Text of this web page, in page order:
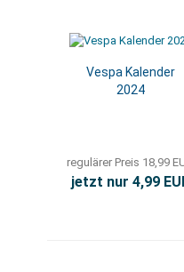
Vespa Kalender
2024
regulärer Preis 18,99
jetzt nur 4,99